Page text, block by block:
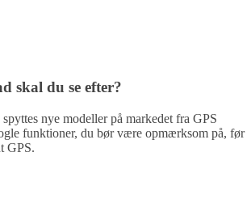
skal du se efter?
nye modeller på markedet fra GPS
funktioner, du bør være opmærksom på, før
GPS.